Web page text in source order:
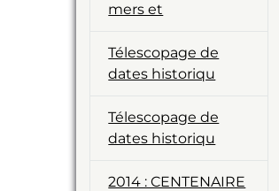
mers et
Télescopage de
dates historiqu
Télescopage de
dates historiqu
2014 : CENTENAIRE